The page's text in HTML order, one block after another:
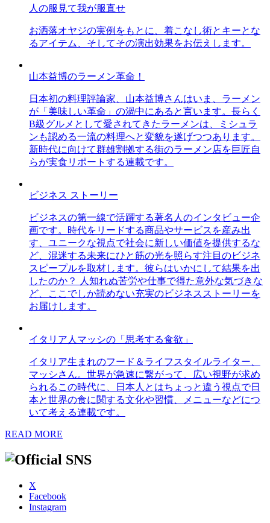
人の服見て我が服直せ
お洒落オヤジの実例をもとに、着こなし術とキーとな
るアイテム、そしてその演出効果をお伝えします。
山本益博のラーメン革命！
日本初の料理評論家、山本益博さんはいま、ラーメン
が「美味しい革命」の渦中にあると言います。長らく
B級グルメとして愛されてきたラーメンは、ミシュラ
ンも認める一流の料理へと変貌を遂げつつあります。
新時代に向けて群雄割拠する街のラーメン店を巨匠自
らが実食リポートする連載です。
ビジネス ストーリー
ビジネスの第一線で活躍する著名人のインタビュー企
画です。時代をリードする商品やサービスを産み出
す、ユニークな視点で社会に新しい価値を提供するな
ど、混迷する未来にひと筋の光を照らす注目のビジネ
スピープルを取材します。彼らはいかにして結果を出
したのか？ 人知れぬ苦労や仕事で得た意外な気づきな
ど、ここでしか読めない充実のビジネスストーリーを
お届けします。
イタリア人マッシの「思考する食欲」
イタリア生まれのフード＆ライフスタイルライター、
マッシさん。世界が急速に繋がって、広い視野が求め
られるこの時代に、日本人とはちょっと違う視点で日
本と世界の食に関する文化や習慣、メニューなどにつ
いて考える連載です。
READ MORE
X
Facebook
Instagram